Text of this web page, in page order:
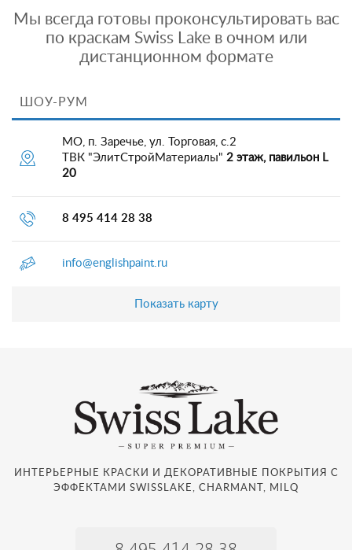
Мы всегда готовы проконсультировать вас
по краскам Swiss Lake в очном или
дистанционном формате
ШОУ-РУМ
МО, п. Заречье, ул. Торговая, с.2
ТВК "ЭлитСтройМатериалы" 2 этаж, павильон L
20
8 495 414 28 38
info@englishpaint.ru
Показать карту
ИНТЕРЬЕРНЫЕ КРАСКИ И ДЕКОРАТИВНЫЕ ПОКРЫТИЯ С
ЭФФЕКТАМИ SWISSLAKE, CHARMANT, MILQ